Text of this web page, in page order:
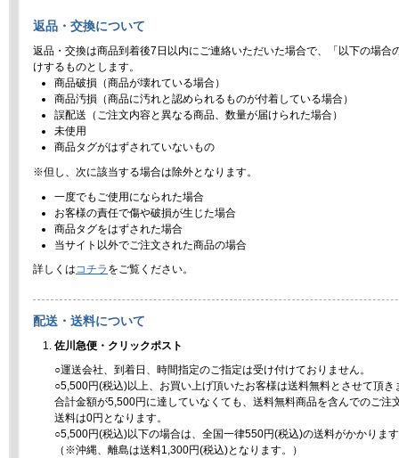
返品・交換について
返品・交換は商品到着後7日以内にご連絡いただいた場合で、「以下の場合
けするものとします。
商品破損（商品が壊れている場合）
商品汚損（商品に汚れと認められるものが付着している場合）
誤配送（ご注文内容と異なる商品、数量が届けられた場合）
未使用
商品タグがはずされていないもの
※但し、次に該当する場合は除外となります。
一度でもご使用になられた場合
お客様の責任で傷や破損が生じた場合
商品タグをはずされた場合
当サイト以外でご注文された商品の場合
詳しくはコチラ をご覧ください。
配送・送料について
佐川急便・クリックポスト
○運送会社、到着日、時間指定のご指定は受け付けておりません。
○5,500円(税込)以上、お買い上げ頂いたお客様は送料無料とさせて頂き
合計金額が5,500円に達していなくても、送料無料商品を含んでのご注
送料は0円となります。
○5,500円(税込)以下の場合は、全国一律550円(税込)の送料がかかりま
（※沖縄、離島は送料1,300円(税込)となります。）